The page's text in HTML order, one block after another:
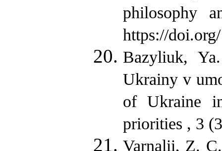
philosophy
https://
Bazyliuk,
Ukrainy v
of Ukraine
priorities , 3
Varnalii, Z.